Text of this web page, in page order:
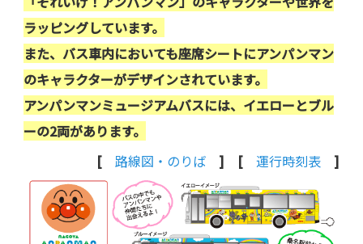
ラッピングしています。
また、バス車内においても座席シートにアンパンマン
のキャラクターがデザインされています。
アンパンマンミュージアムバスには、イエローとブル
ーの2両があります。
[ 路線図・のりば] [ 運行時刻表]